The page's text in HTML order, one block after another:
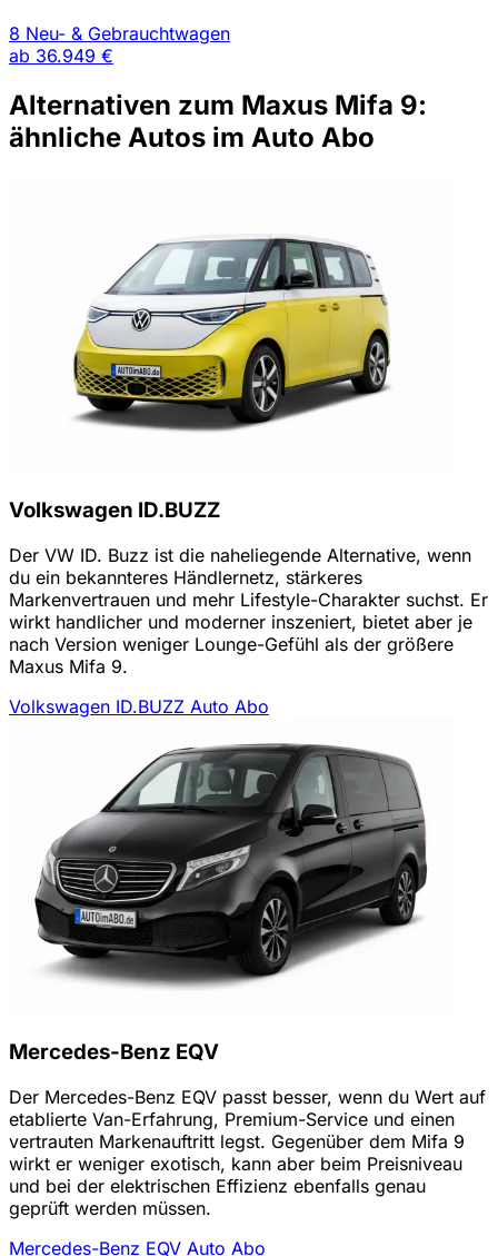
8 Neu- & Gebrauchtwagen
ab 36.949 €
Alternativen zum Maxus Mifa 9:
ähnliche Autos im Auto Abo
Volkswagen ID.BUZZ
Der VW ID. Buzz ist die naheliegende Alternative, wenn
du ein bekannteres Händlernetz, stärkeres
Markenvertrauen und mehr Lifestyle-Charakter suchst. Er
wirkt handlicher und moderner inszeniert, bietet aber je
nach Version weniger Lounge-Gefühl als der größere
Maxus Mifa 9.
Volkswagen ID.BUZZ Auto Abo
Mercedes-Benz EQV
Der Mercedes-Benz EQV passt besser, wenn du Wert auf
etablierte Van-Erfahrung, Premium-Service und einen
vertrauten Markenauftritt legst. Gegenüber dem Mifa 9
wirkt er weniger exotisch, kann aber beim Preisniveau
und bei der elektrischen Effizienz ebenfalls genau
geprüft werden müssen.
Mercedes-Benz EQV Auto Abo